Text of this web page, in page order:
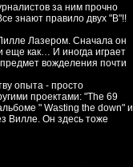
за ним прочно
знают правило двух "В"!!
Лазером. Сначала он
еще как… И иногда играет
вожделения почти
опыта - просто
проектами: "The 69
" Wasting the down" и
Вилле. Он здесь тоже